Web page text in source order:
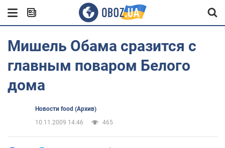
Мишель Обама сразится с
главным поваром Белого
дома
Новости food (Архив)
10.11.2009 14:46
465